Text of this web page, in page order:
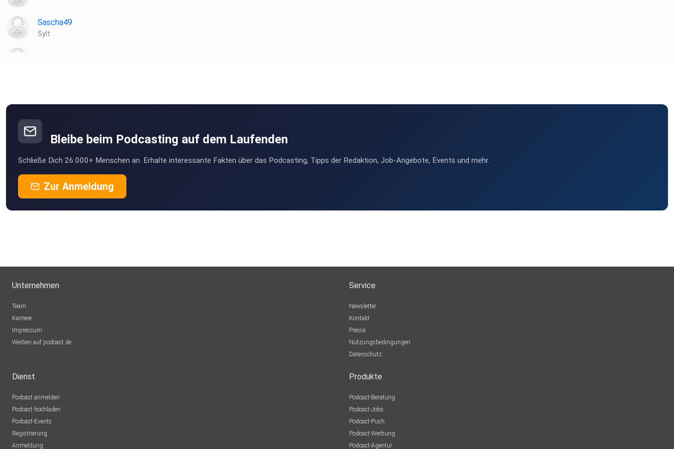
Sascha49
Sylt
AliceInWonderland
now
Jussuf
KarlWillyCoyote
vohralikanke
123robby
SunnyHWI
Bleibe beim Podcasting auf dem Laufenden
Schließe Dich 26.000+ Menschen an. Erhalte interessante Fakten über das Podcasting, Tipps der Redaktion, Job-Angebote, Events und mehr.
Zur Anmeldung
Unternehmen
Team
Karriere
Impressum
Werben auf podcast.de
Service
Newsletter
Kontakt
Presse
Nutzungsbedingungen
Datenschutz
Dienst
Podcast anmelden
Podcast hochladen
Podcast-Events
Registrierung
Anmeldung
Produkte
Podcast-Beratung
Podcast-Jobs
Podcast-Push
Podcast-Werbung
Podcast-Agentur